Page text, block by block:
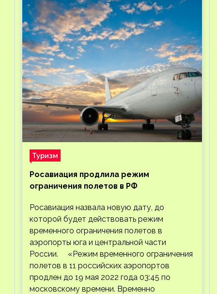
Туризм
Росавиация продлила режим
ограничения полетов в РФ
Росавиация назвала новую дату, до
которой будет действовать режим
временного ограничения полетов в
аэропорты юга и центральной части
России. «Режим временного ограничения
полетов в 11 российских аэропортов
продлен до 19 мая 2022 года 03:45 по
московскому времени. Временно